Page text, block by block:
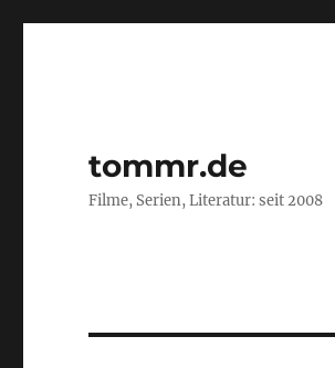
tommr.de
Filme, Serien, Literatur: seit 2008